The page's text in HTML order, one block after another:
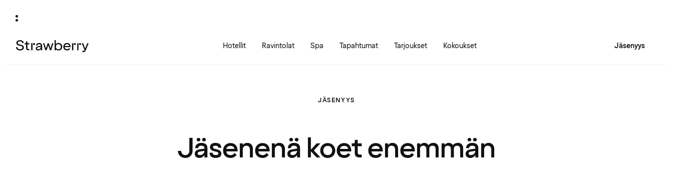
Hotellit Ravintolat Spa Tapahtumat Tarjoukset Kokoukset Jäsenyys
JÄSENYYS
Jäsenenä koet enemmän